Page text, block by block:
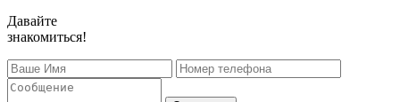
Давайте
знакомиться!